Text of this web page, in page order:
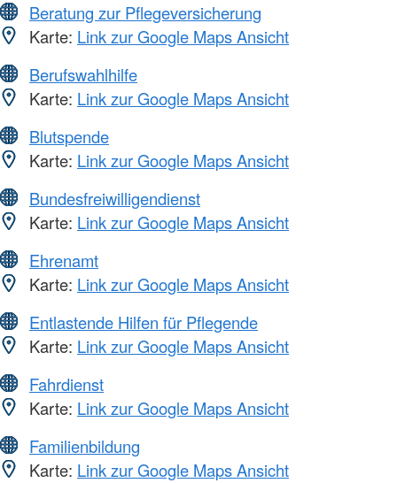
Beratung zur Pflegeversicherung
Karte: Link zur Google Maps Ansicht
Berufswahlhilfe
Karte: Link zur Google Maps Ansicht
Blutspende
Karte: Link zur Google Maps Ansicht
Bundesfreiwilligendienst
Karte: Link zur Google Maps Ansicht
Ehrenamt
Karte: Link zur Google Maps Ansicht
Entlastende Hilfen für Pflegende
Karte: Link zur Google Maps Ansicht
Fahrdienst
Karte: Link zur Google Maps Ansicht
Familienbildung
Karte: Link zur Google Maps Ansicht